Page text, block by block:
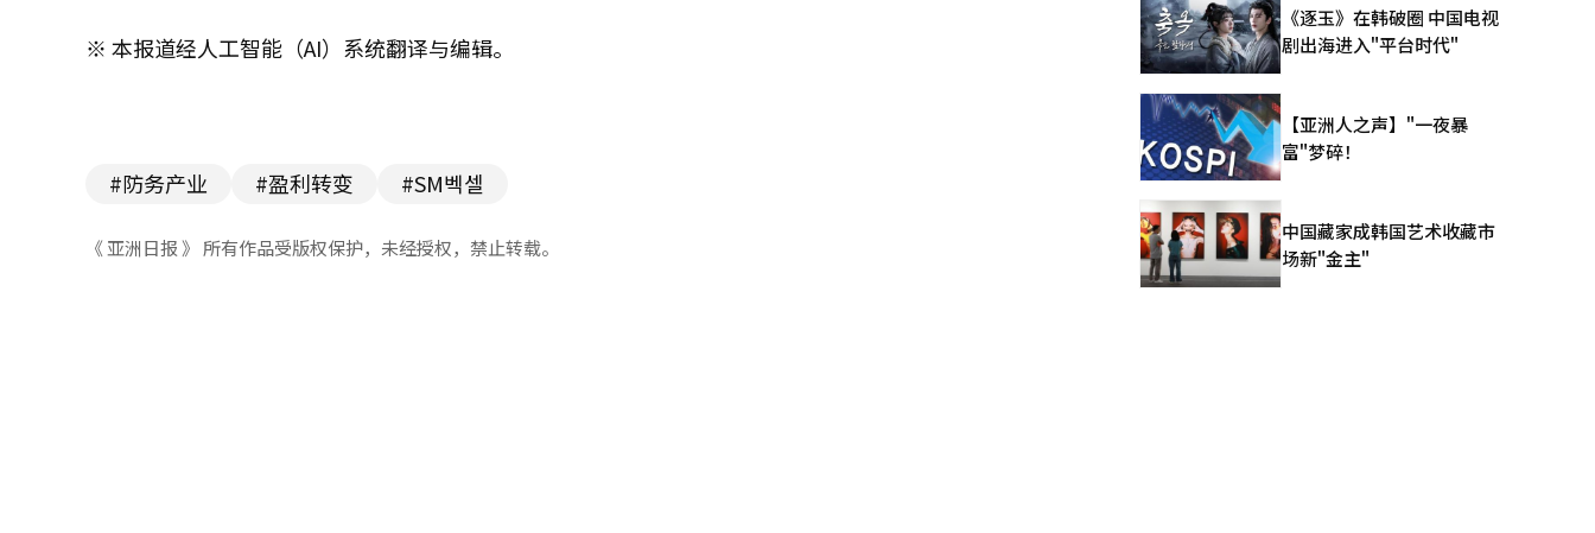
※ 本报道经人工智能（AI）系统翻译与编辑。
#防务产业 #盈利转变 #SM벡셀
《 亚洲日报 》 所有作品受版权保护，未经授权，禁止转载。
《逐玉》在韩破圈 中国电视
剧出海进入"平台时代"
【亚洲人之声】"一夜暴
富"梦碎！
中国藏家成韩国艺术收藏市
场新"金主"